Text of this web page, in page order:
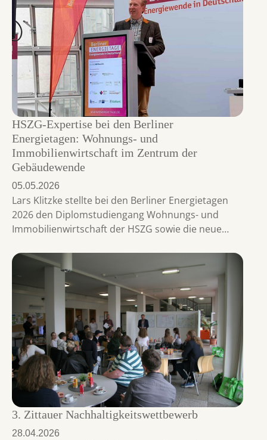
HSZG-Expertise bei den Berliner
Energietagen: Wohnungs- und
Immobilienwirtschaft im Zentrum der
Gebäudewende
05.05.2026
Lars Klitzke stellte bei den Berliner Energietagen
2026 den Diplomstudiengang Wohnungs- und
Immobilienwirtschaft der HSZG sowie die neue…
3. Zittauer Nachhaltigkeitswettbewerb
28.04.2026